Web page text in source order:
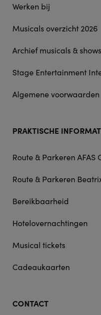
Werken bij
Musicals overzicht 2026
Archief musicals & shows
Stage Entertainment
Algemene voorwaarden
PRAKTISCHE
Route & Parkeren
Route & Parkeren
Bereikbaarheid
Hotelovernachtingen
Musical tickets
Cadeaukaarten
CONTACT